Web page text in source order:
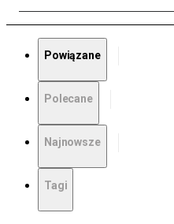
Powiązane
Polecane
Najnowsze
Tagi